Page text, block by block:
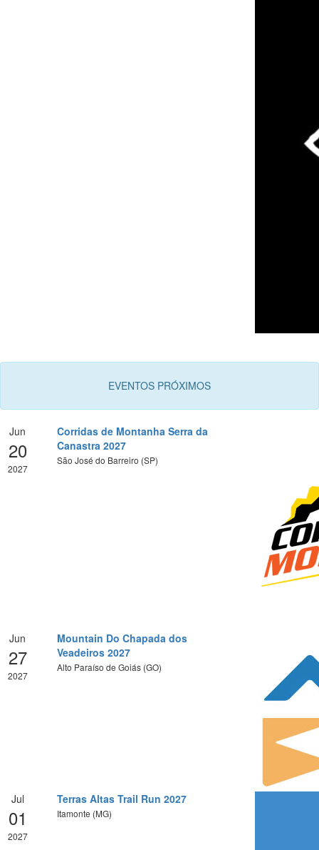
EVENTOS PRÓXIMOS
Jun
20
2027
Corridas de Montanha Serra da
Canastra 2027
São José do Barreiro (SP)
Jun
27
2027
Mountain Do Chapada dos
Veadeiros 2027
Alto Paraíso de Goiás (GO)
Jul
01
2027
Terras Altas Trail Run 2027
Itamonte (MG)